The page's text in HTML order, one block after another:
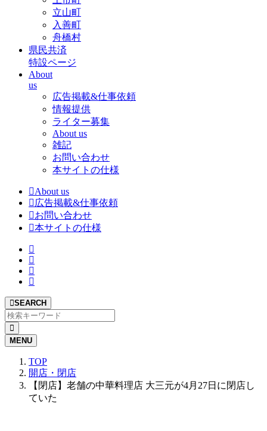
立山町
入善町
舟橋村
県民共済
特設ページ
About
us
広告掲載&仕事依頼
情報提供
ライター募集
About us
雑記
お問い合わせ
本サイトの仕様
About us
広告掲載&仕事依頼
お問い合わせ
本サイトの仕様
SEARCH
MENU
TOP
開店・閉店
【閉店】老舗の中華料理店 大三元が4月27日に閉店し
ていた